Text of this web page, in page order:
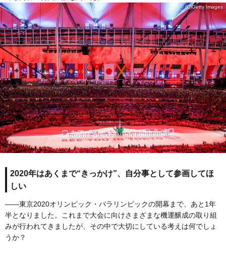
(C)Getty Images
2020年はあくまで“きっかけ”、自分事として参画してほ
しい
――東京2020オリンピック・パラリンピックの開幕まで、あと1年
半となりました。これまで大会に向けさまざまな機運醸成の取り組
みが行われてきましたが、その中で大切にしている考えは何でしょ
うか？